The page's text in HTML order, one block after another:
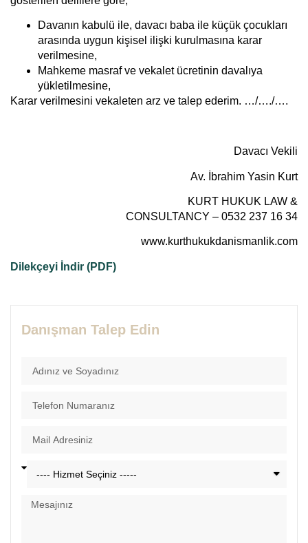
Davanın kabulü ile, davacı baba ile küçük çocukları
arasında uygun kişisel ilişki kurulmasına karar
verilmesine,
Mahkeme masraf ve vekalet ücretinin davalıya
yükletilmesine,
Karar verilmesini vekaleten arz ve talep ederim. …/…./….
Davacı Vekili
Av. İbrahim Yasin Kurt
KURT HUKUK LAW &
CONSULTANCY – 0532 237 16 34
www.kurthukukdanismanlik.com
Dilekçeyi İndir (PDF)
Danışman Talep Edin